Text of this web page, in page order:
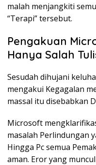
malah menjangkiti
“Terapi” tersebut.
Pengakuan
Hanya Salah
Sesudah dihujani
mengakui Kegagalan
massal itu disebabkan
Microsoft
masalah Perlindungan
Hingga Pc semua
aman. Eror yang